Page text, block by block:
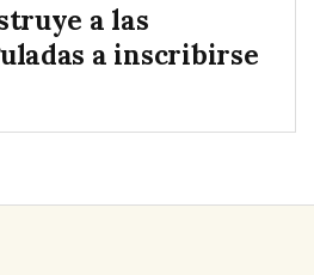
a las
a inscribirse